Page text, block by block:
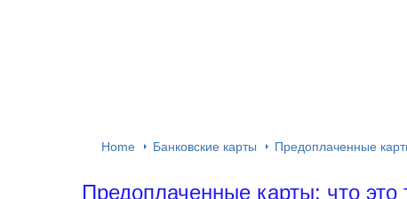
Home Банковские карты Предоплаченные
Предоплаченные карты: что это